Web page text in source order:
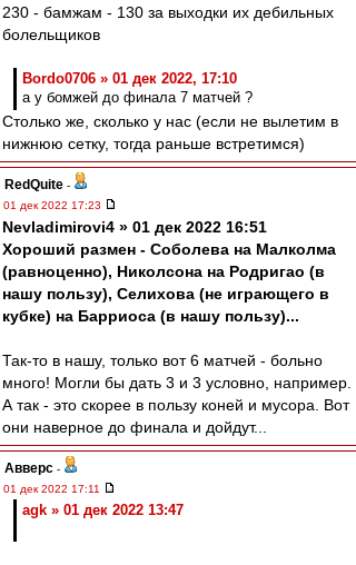
230 - бамжам - 130 за выходки их дебильных
болельщиков
Bordo0706 » 01 дек 2022, 17:10
а у бомжей до финала 7 матчей ?
Столько же, сколько у нас (если не вылетим в
нижнюю сетку, тогда раньше встретимся)
RedQuite -
01 дек 2022 17:23
Nevladimirovi4 » 01 дек 2022 16:51
Хороший размен - Соболева на Малколма
(равноценно), Николсона на Родригао (в
нашу пользу), Селихова (не играющего в
кубке) на Барриоса (в нашу пользу)...
Так-то в нашу, только вот 6 матчей - больно
много! Могли бы дать 3 и 3 условно, например.
А так - это скорее в пользу коней и мусора. Вот
они наверное до финала и дойдут...
Авверс -
01 дек 2022 17:11
agk » 01 дек 2022 13:47